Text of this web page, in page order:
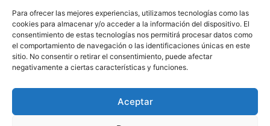
Para ofrecer las mejores experiencias, utilizamos tecnologías como las
cookies para almacenar y/o acceder a la información del dispositivo. El
consentimiento de estas tecnologías nos permitirá procesar datos como
el comportamiento de navegación o las identificaciones únicas en este
sitio. No consentir o retirar el consentimiento, puede afectar
negativamente a ciertas características y funciones.
Aceptar